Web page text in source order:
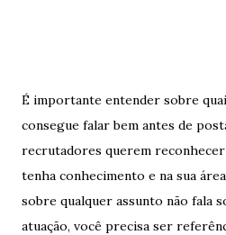
É importante entender sobre
consegue falar bem antes de
recrutadores querem reconhecer
tenha conhecimento e na sua
sobre qualquer assunto não fala
atuação, você precisa ser